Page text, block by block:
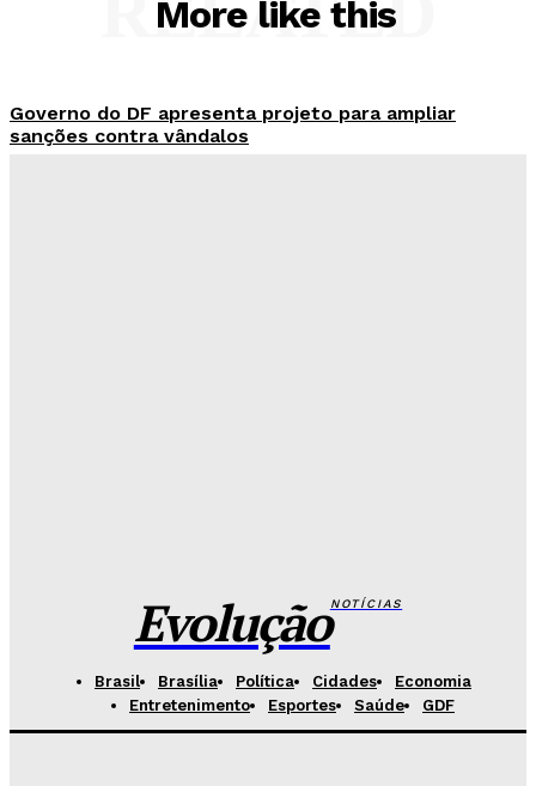
More like this
Governo do DF apresenta projeto para ampliar
sanções contra vândalos
EvoluçãoNOTÍCIAS
Brasil Brasília Política Cidades
Economia
Entretenimento
Esportes Saúde GDF